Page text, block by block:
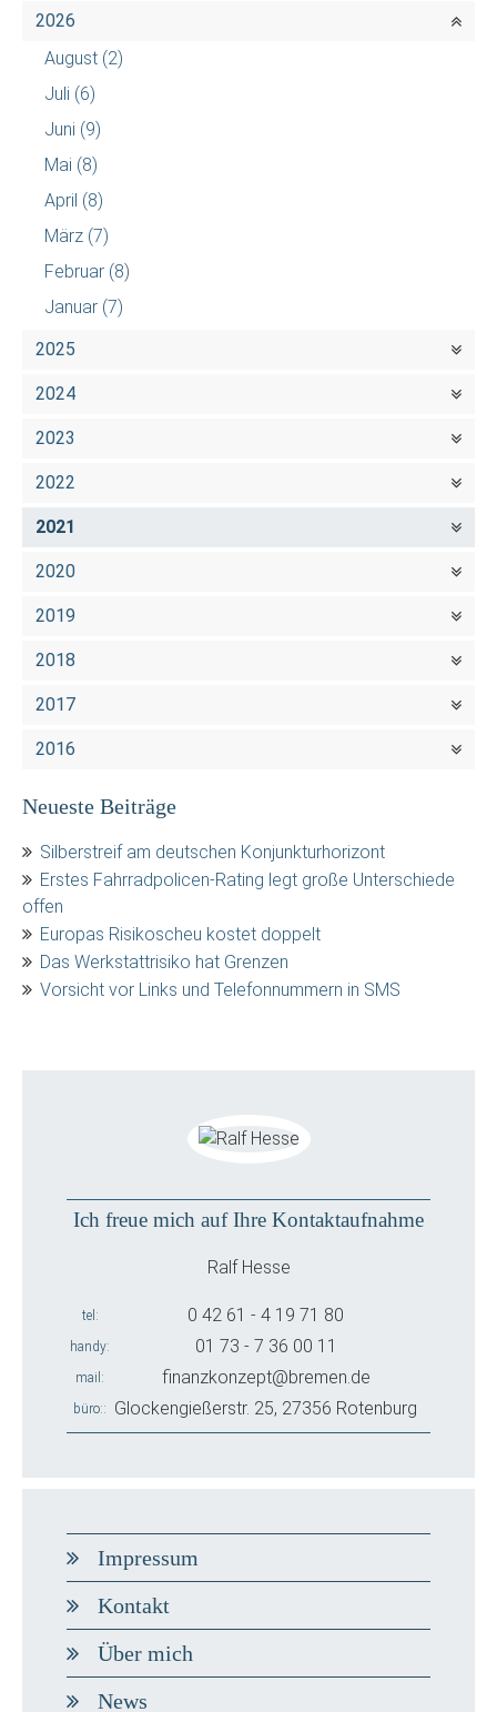
2026
August (2)
Juli (6)
Juni (9)
Mai (8)
April (8)
März (7)
Februar (8)
Januar (7)
2025
2024
2023
2022
2021
2020
2019
2018
2017
2016
Neueste Beiträge
Silberstreif am deutschen Konjunkturhorizont
Erstes Fahrradpolicen-Rating legt große Unterschiede
offen
Europas Risikoscheu kostet doppelt
Das Werkstattrisiko hat Grenzen
Vorsicht vor Links und Telefonnummern in SMS
Ich freue mich auf Ihre Kontaktaufnahme
Ralf Hesse
tel 0 42 61 - 4 19 71 80
handy 01 73 - 7 36 00 11
mail finanzkonzept@bremen.de
büro: Glockengießerstr. 25, 27356 Rotenburg
Impressum
Kontakt
Über mich
News